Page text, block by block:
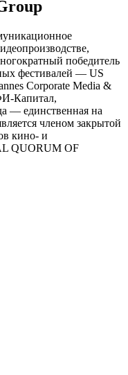
победитель
фестивалей — US
Corporate Media &
Капитал,
— единственная на
членом закрытой
кино- и
QUORUM OF